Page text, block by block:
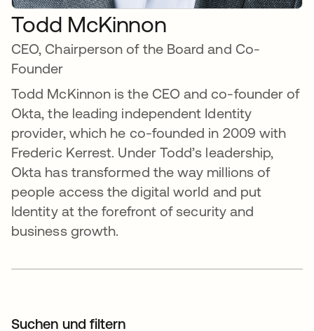
Todd McKinnon
CEO, Chairperson of the Board and Co-
Founder
Todd McKinnon is the CEO and co-founder of
Okta, the leading independent Identity
provider, which he co-founded in 2009 with
Frederic Kerrest. Under Todd’s leadership,
Okta has transformed the way millions of
people access the digital world and put
Identity at the forefront of security and
business growth.
Suchen und filtern